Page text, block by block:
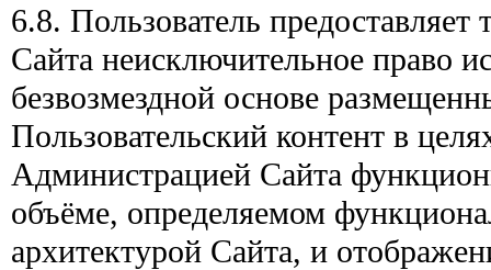
6.8. Пользователь
Сайта неисключительное право
безвозмездной основе
Пользовательский контент в
Администрацией Сайта
объёме, определяемом
архитектурой Сайта, и